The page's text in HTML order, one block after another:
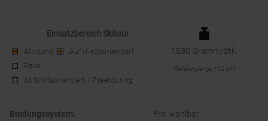
Einsatzbereich Skitour
Allround
Aufstiegsorientiert
Race
Abfahrtsorientiert / Freetouring
1030 Gramm/Stk.
Referenzlänge 162 cm
Bindungssystem: Frei wählbar